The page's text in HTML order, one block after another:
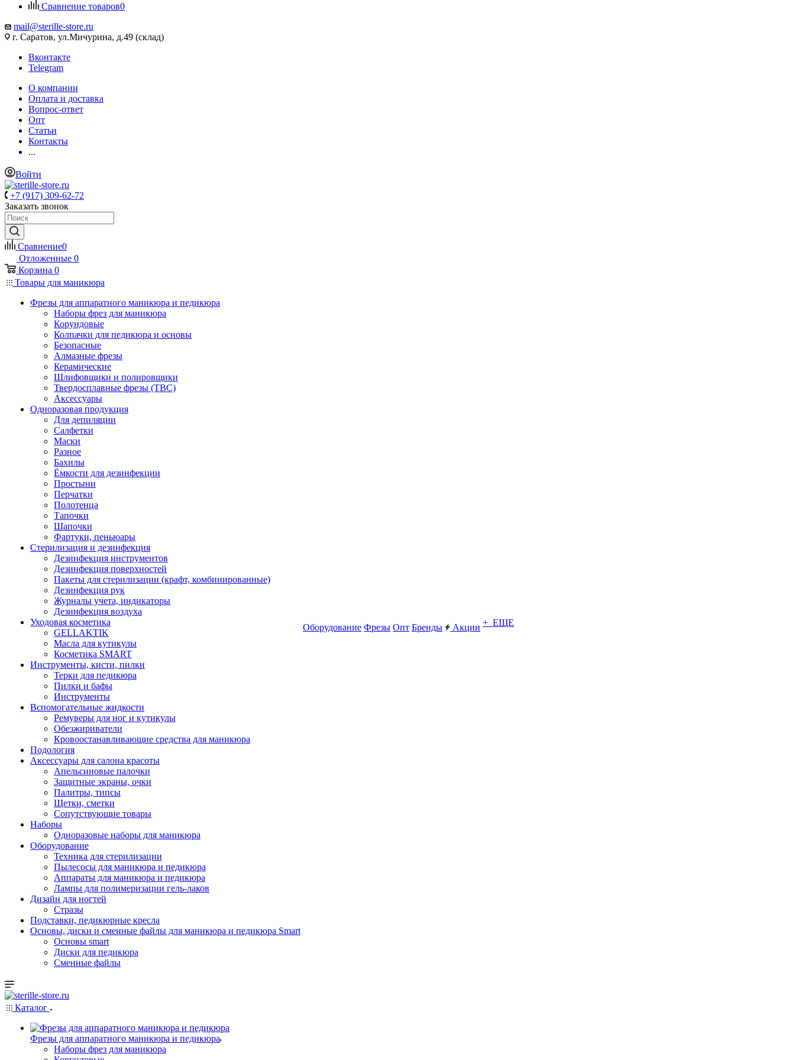
Сравнение товаров0
mail@sterille-store.ru
г. Саратов, ул.Мичурина, д.49 (склад)
Вконтакте
Telegram
О компании
Оплата и доставка
Вопрос-ответ
Опт
Статьи
Контакты
...
Войти
+7 (917) 309-62-72
Заказать звонок
Сравнение0
Отложенные 0
Корзина 0
Товары для маникюра
Фрезы для аппаратного маникюра и педикюра
Наборы фрез для маникюра
Корундовые
Колпачки для педикюра и основы
Безопасные
Алмазные фрезы
Керамические
Шлифовщики и полировщики
Твердосплавные фрезы (ТВС)
Аксессуары
Одноразовая продукция
Для депиляции
Салфетки
Маски
Разное
Бахилы
Ёмкости для дезинфекции
Простыни
Перчатки
Полотенца
Тапочки
Шапочки
Фартуки, пеньюары
Стерилизация и дезинфекция
Дезинфекция инструментов
Дезинфекция поверхностей
Пакеты для стерилизации (крафт, комбинированные)
Дезинфекция рук
Журналы учета, индикаторы
Дезинфекция воздуха
Уходовая косметика
GELLAKTIK
Масла для кутикулы
Косметика SMART
Инструменты, кисти, пилки
Терки для педикюра
Пилки и бафы
Инструменты
Вспомогательные жидкости
Ремуверы для ног и кутикулы
Обезжириватели
Кровоостанавливающие средства для маникюра
Подология
Аксессуары для салона красоты
Апельсиновые палочки
Защитные экраны, очки
Палитры, типсы
Щетки, сметки
Сопутствующие товары
Наборы
Одноразовые наборы для маникюра
Оборудование
Техника для стерилизации
Пылесосы для маникюра и педикюра
Аппараты для маникюра и педикюра
Лампы для полимеризации гель-лаков
Дизайн для ногтей
Стразы
Подставки, педикюрные кресла
Основы, диски и сменные файлы для маникюра и педикюра Smart
Основы smart
Диски для педикюра
Сменные файлы
Оборудование Фрезы Опт Бренды Акции + ЕЩЕ
Каталог
Фрезы для аппаратного маникюра и педикюра
Наборы фрез для маникюра